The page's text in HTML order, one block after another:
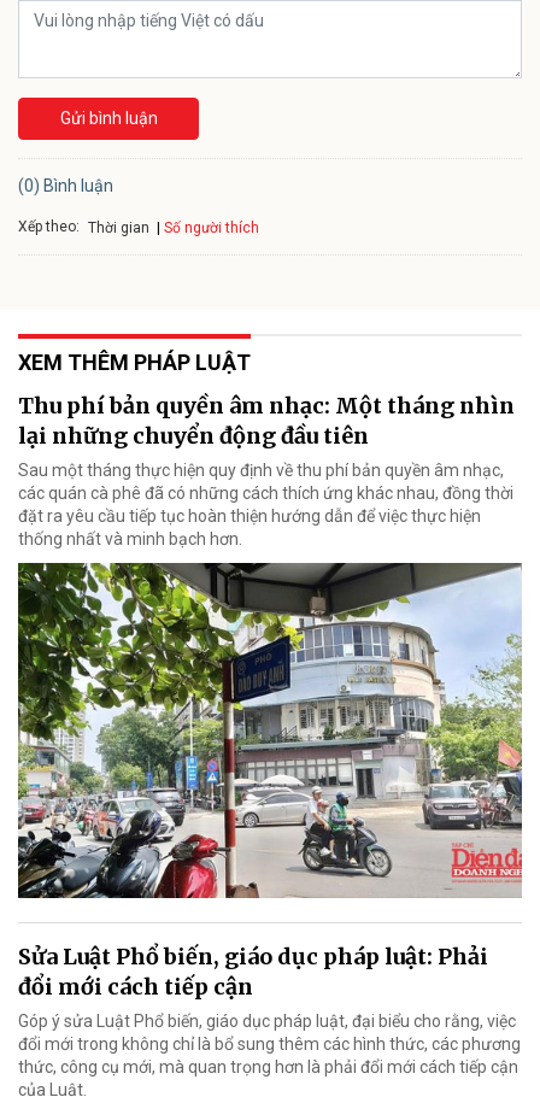
Gửi bình luận
(0) Bình luận
Xếp theo: Thời gian Số người thích
XEM THÊM PHÁP LUẬT
Thu phí bản quyền âm nhạc: Một tháng nhìn
lại những chuyển động đầu tiên
Sau một tháng thực hiện quy định về thu phí bản quyền âm nhạc,
các quán cà phê đã có những cách thích ứng khác nhau, đồng thời
đặt ra yêu cầu tiếp tục hoàn thiện hướng dẫn để việc thực hiện
thống nhất và minh bạch hơn.
Sửa Luật Phổ biến, giáo dục pháp luật: Phải
đổi mới cách tiếp cận
Góp ý sửa Luật Phổ biến, giáo dục pháp luật, đại biểu cho rằng, việc
đổi mới trong không chỉ là bổ sung thêm các hình thức, các phương
thức, công cụ mới, mà quan trọng hơn là phải đổi mới cách tiếp cận
của Luật.